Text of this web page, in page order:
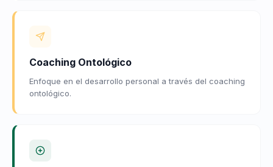
Coaching Ontológico
Enfoque en el desarrollo personal a través del coaching
ontológico.